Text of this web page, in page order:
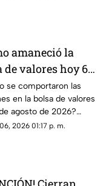
amaneció la
de valores hoy 6
de 2026?
se comportaron las
en la bolsa de valores
agosto de 2026?
todos los detalles
2026 01:17 p. m.